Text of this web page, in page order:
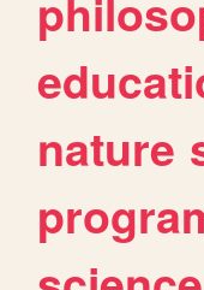
nature